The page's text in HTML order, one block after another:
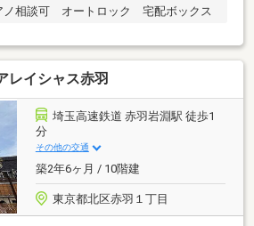
ノ相談可 オートロック 宅配ボックス
レイシャス赤羽
埼玉高速鉄道 赤羽岩淵駅 徒歩1
分
その他の交通
築2年6ヶ月 / 10階建
東京都北区赤羽１丁目